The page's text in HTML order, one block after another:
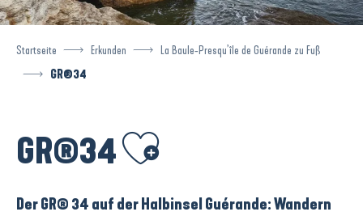
Startseite Erkunden
La Baule-Presqu’île de Guérande zu Fuß
GR®34
GR®34 Ajouter aux favoris
Der GR® 34 auf der Halbinsel Guérande: Wandern